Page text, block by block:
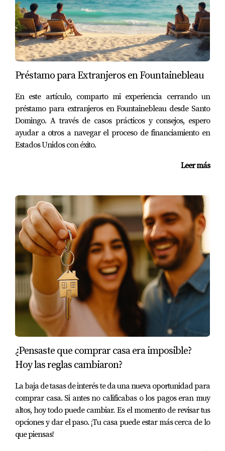
internacionales.
Conocimiento del idioma y cultura hispana.
Red de contactos en el sector inmobiliario
local.
CASOS PRÁCTICOS
riesgos, aquí presentamos tres casos prácticos que
destacan diferentes enfoques:
Caso 1: Inversión Residencial en Miami
invertir en un condominio en Miami. Antes de
del mercado y contrataron a Mariana Romero como
su agente. Gracias a su conocimiento local y
habilidades lingüísticas, pudieron negociar un
precio favorable y minimizar los riesgos asociados.
Caso 2: Propiedad Comercial en Orlando
Una familia colombiana optó por invertir en una
propiedad comercial en Orlando. Al trabajar con un
agente especializado, pudieron identificar áreas
emergentes con alto potencial de crecimiento.
Además, realizaron estudios sobre las tendencias
turísticas que aseguraron un flujo constante de
inquilinos.
Caso 3: Diversificación de Inversiones en
Tampa
Un inversionista argentino decidió diversificar su
portafolio adquiriendo varias propiedades
residenciales pequeñas en Tampa. Al hacerlo,
Préstamo para Extranjeros en Fountainebleau
En este artículo, comparto mi experiencia cerrando un
préstamo para extranjeros en Fountainebleau desde Santo
Domingo. A través de casos prácticos y consejos, espero
ayudar a otros a navegar el proceso de financiamiento en
Estados Unidos con éxito.
Leer más
¿Pensaste que comprar casa era imposible?
Hoy las reglas cambiaron?
La baja de tasas de interés te da una nueva oportunidad para
comprar casa. Si antes no calificabas o los pagos eran muy
altos, hoy todo puede cambiar. Es el momento de revisar tus
opciones y dar el paso. ¡Tu casa puede estar más cerca de lo
que piensas!